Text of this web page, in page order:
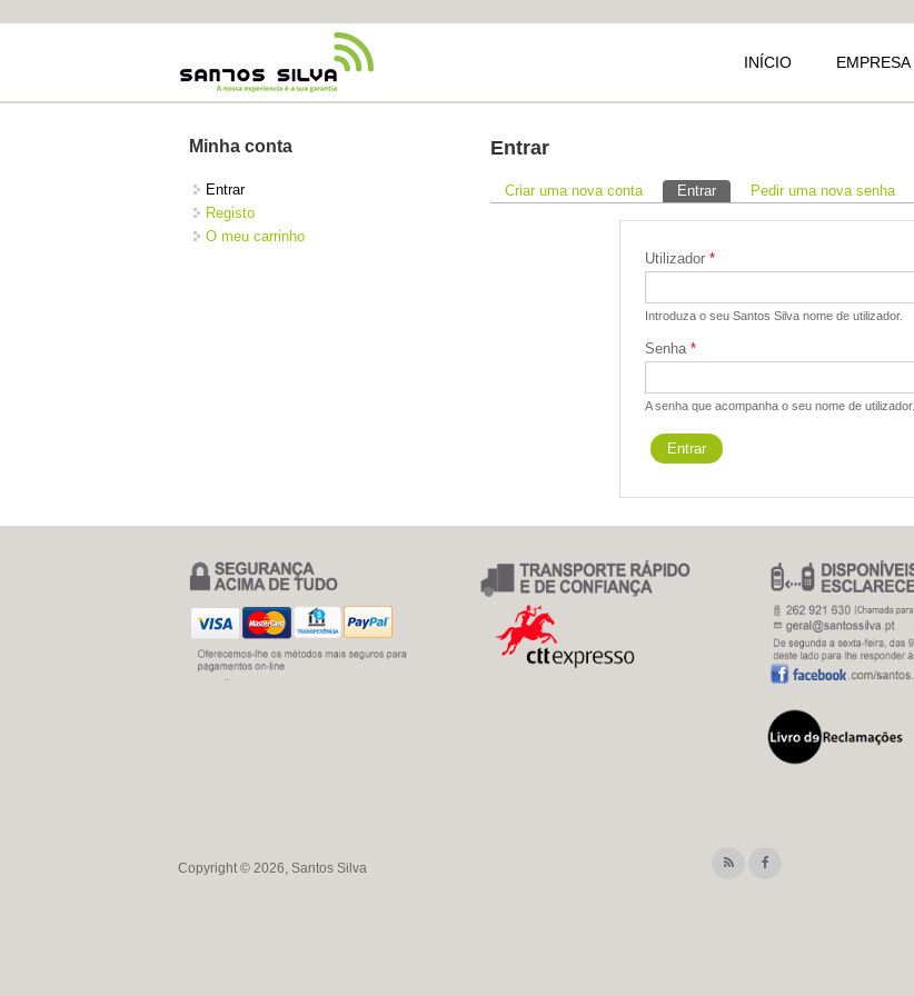
INÍCIO EMPRESA
Entrar
Separadores primários
Criar uma nova conta Entrar (separador ativo)
Pedir uma nova senha
Utilizador*
Introduza o seu Santos Silva nome de utilizador.
Senha*
A senha que acompanha o seu nome de utilizador.
Minha conta
Entrar
Registo
O meu carrinho
Copyright © 2026, Santos Silva